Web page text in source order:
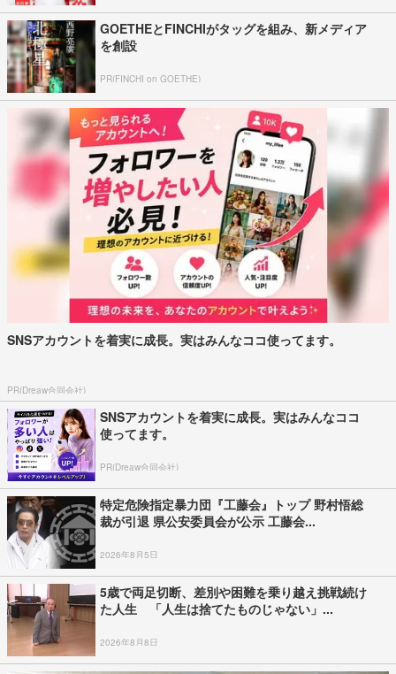
GOETHEとFINCHIがタッグを組み、新メディア
を創設
PR(FINCHI on GOETHE)
SNSアカウントを着実に成長。実はみんなココ使ってます。
PR(Dreaw合同会社)
SNSアカウントを着実に成長。実はみんなココ
使ってます。
PR(Dreaw合同会社)
特定危険指定暴力団『工藤会』トップ 野村悟総
裁が引退 県公安委員会が公示 工藤会...
2026年8月5日
5歳で両足切断、差別や困難を乗り越え挑戦続け
た人生 「人生は捨てたものじゃない」...
2026年8月8日